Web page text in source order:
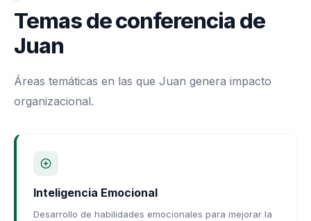
Temas de conferencia de
Juan
Áreas temáticas en las que Juan genera impacto
organizacional.
Inteligencia Emocional
Desarrollo de habilidades emocionales para mejorar la